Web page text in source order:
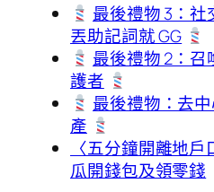
最後禮物 3：
丟助記詞就 GG
最後禮物 2：
護者
最後禮物：去
產
〈五分鐘開離地
瓜開錢包及領零錢